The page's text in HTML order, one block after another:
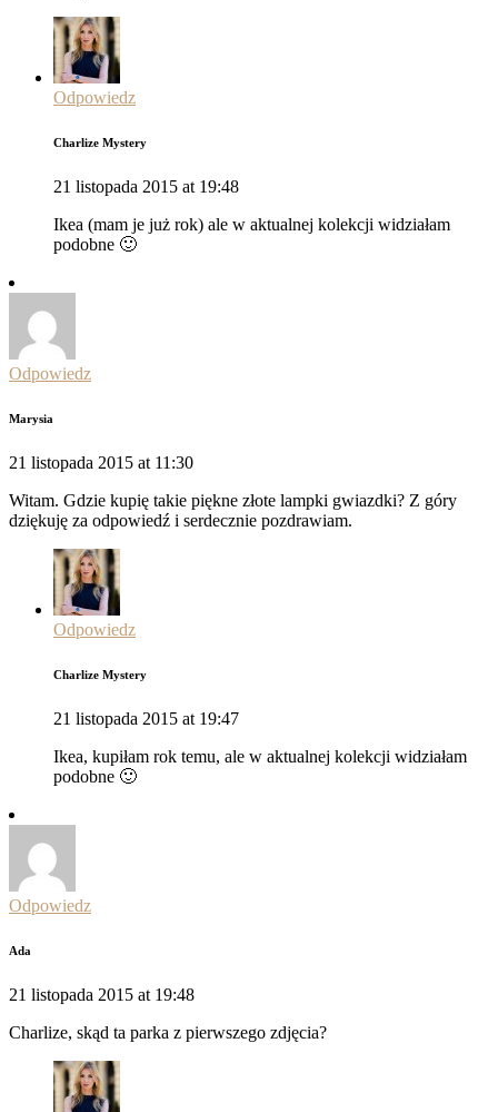
Odpowiedz
Charlize Mystery
21 listopada 2015 at 19:48
Ikea (mam je już rok) ale w aktualnej kolekcji widziałam
podobne 🙂
Odpowiedz
Marysia
21 listopada 2015 at 11:30
Witam. Gdzie kupię takie piękne złote lampki gwiazdki? Z góry
dziękuję za odpowiedź i serdecznie pozdrawiam.
Odpowiedz
Charlize Mystery
21 listopada 2015 at 19:47
Ikea, kupiłam rok temu, ale w aktualnej kolekcji widziałam
podobne 🙂
Odpowiedz
Ada
21 listopada 2015 at 19:48
Charlize, skąd ta parka z pierwszego zdjęcia?